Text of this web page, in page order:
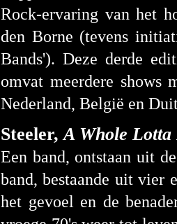
Rock-ervaring van het
den Borne (tevens
Bands'). Deze derde
omvat meerdere shows
Nederland, België en
Steeler,A Whole
Een band, ontstaan uit
band, bestaande uit vier
het gevoel en de